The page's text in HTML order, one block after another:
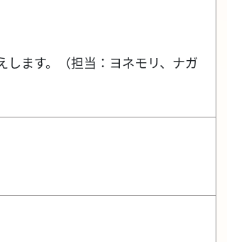
します。（担当：ヨネモリ、ナガ